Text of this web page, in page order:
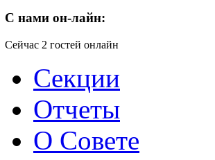
C нами он-лайн:
Сейчас 2 гостей онлайн
Секции
Отчеты
О Совете